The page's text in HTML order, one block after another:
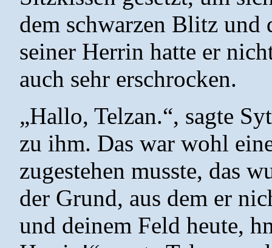
dem schwarzen Blitz
seiner Herrin hatte er
auch sehr erschrocken.
„Hallo, Telzan.“, sagte
zu ihm. Das war wohl
zugestehen musste, das
der Grund, aus dem er
und deinem Feld heute,